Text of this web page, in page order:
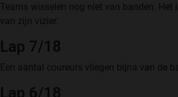
Teams wisselen nog niet van banden.
van zijn vizier.
Lap 7/18
Een aantal coureurs vliegen bijna van de
Lap 6/18